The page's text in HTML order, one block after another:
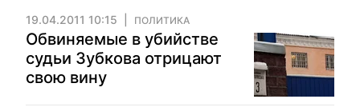
19.04.2011 10:15 ПОЛИТИКА
Обвиняемые в убийстве
судьи Зубкова отрицают
свою вину